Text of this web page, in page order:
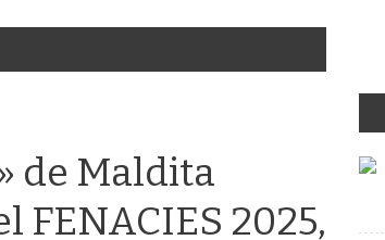
de Maldita
FENACIES 2025,